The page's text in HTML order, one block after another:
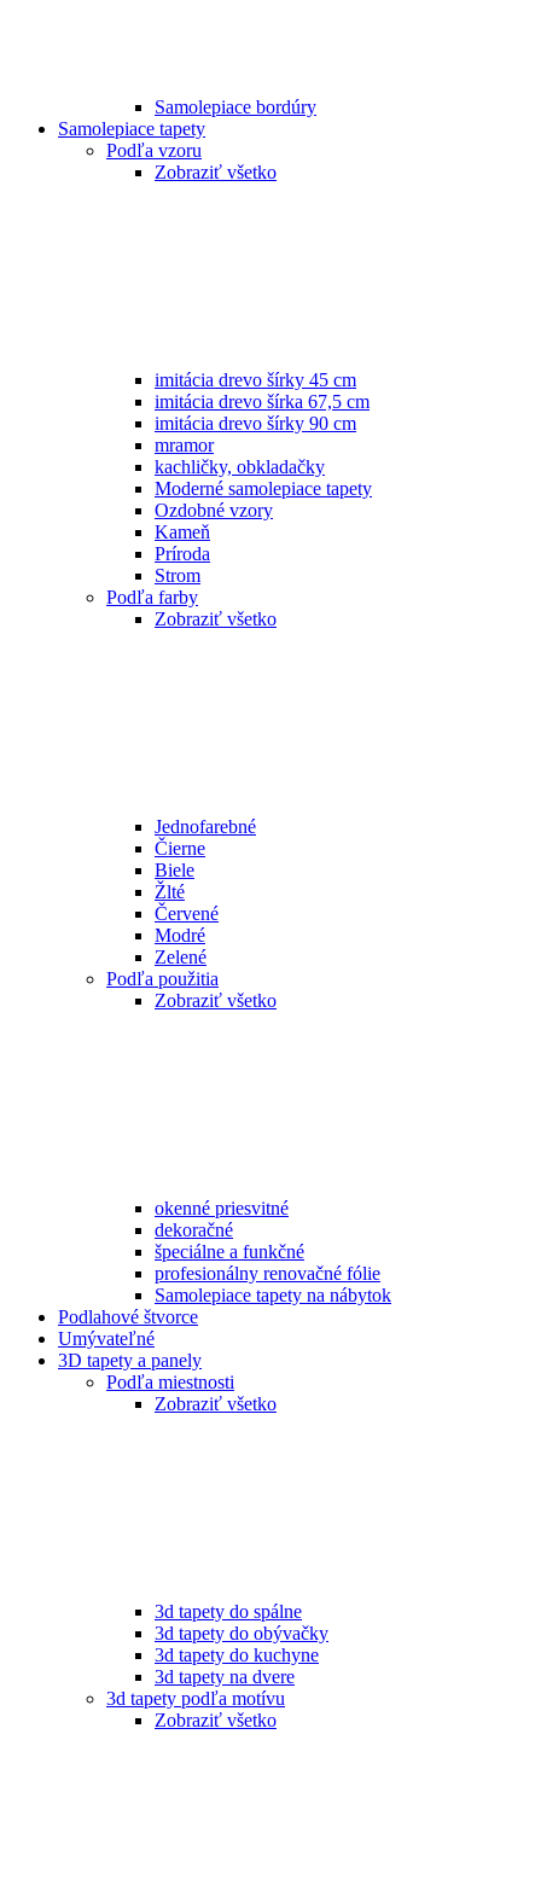
Samolepiace bordúry
Samolepiace tapety
Podľa vzoru
Zobraziť všetko
imitácia drevo šírky 45 cm
imitácia drevo šírka 67,5 cm
imitácia drevo šírky 90 cm
mramor
kachličky, obkladačky
Moderné samolepiace tapety
Ozdobné vzory
Kameň
Príroda
Strom
Podľa farby
Zobraziť všetko
Jednofarebné
Čierne
Biele
Žlté
Červené
Modré
Zelené
Podľa použitia
Zobraziť všetko
okenné priesvitné
dekoračné
špeciálne a funkčné
profesionálny renovačné fólie
Samolepiace tapety na nábytok
Podlahové štvorce
Umývateľné
3D tapety a panely
Podľa miestnosti
Zobraziť všetko
3d tapety do spálne
3d tapety do obývačky
3d tapety do kuchyne
3d tapety na dvere
3d tapety podľa motívu
Zobraziť všetko